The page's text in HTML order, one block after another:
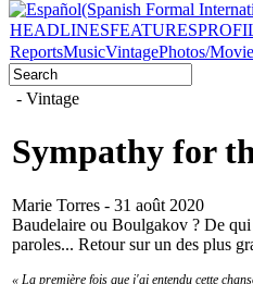
HEADLINESFEATURES
ReportsMusicVintagePhotos/
- Vintage
Sympathy for
Marie Torres - 31 août 2020
Baudelaire ou Boulgakov ? De
paroles... Retour sur un des plus
« La première fois que j'ai entendu cette